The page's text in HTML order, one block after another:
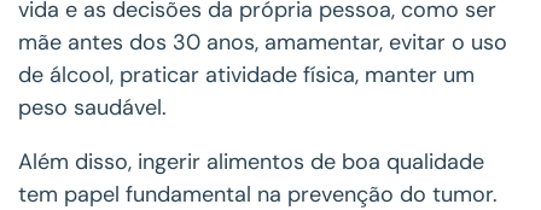
vida e as decisões da própria pessoa, como ser
mãe antes dos 30 anos, amamentar, evitar o uso
de álcool, praticar atividade física, manter um
peso saudável.
Além disso, ingerir alimentos de boa qualidade
tem papel fundamental na prevenção do tumor.